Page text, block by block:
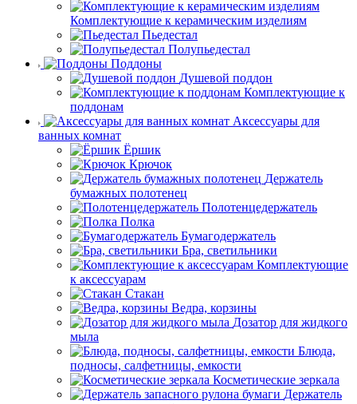
Комплектующие к керамическим изделиям
Пьедестал
Полупьедестал
Поддоны
Душевой поддон
Комплектующие к
поддонам
Аксессуары для
ванных комнат
Ёршик
Крючок
Держатель
бумажных полотенец
Полотенцедержатель
Полка
Бумагодержатель
Бра, светильники
Комплектующие
к аксессуарам
Стакан
Ведра, корзины
Дозатор для жидкого
мыла
Блюда,
подносы, салфетницы, емкости
Косметические зеркала
Держатель